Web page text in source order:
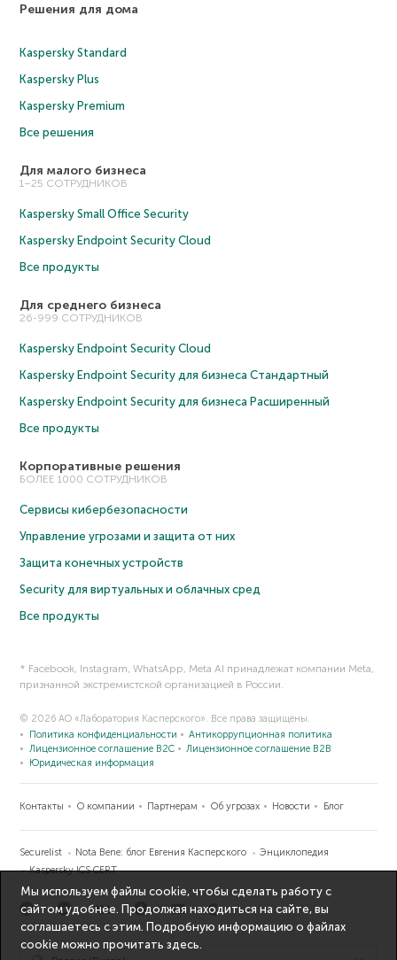
Решения для дома
Kaspersky Standard
Kaspersky Plus
Kaspersky Premium
Все решения
Для малого бизнеса
1–25 СОТРУДНИКОВ
Kaspersky Small Office Security
Kaspersky Endpoint Security Cloud
Все продукты
Для среднего бизнеса
26-999 СОТРУДНИКОВ
Kaspersky Endpoint Security Cloud
Kaspersky Endpoint Security для бизнеса Cтандартный
Kaspersky Endpoint Security для бизнеса Расширенный
Все продукты
Корпоративные решения
БОЛЕЕ 1000 СОТРУДНИКОВ
Сервисы кибербезопасности
Управление угрозами и защита от них
Защита конечных устройств
Security для виртуальных и облачных сред
Все продукты
* Facebook, Instagram, WhatsApp, Meta AI принадлежат компании Meta,
признанной экстремистской организацией в России.
© 2026 АО «Лаборатория Касперского». Все права защищены.
Политика конфиденциальности
Антикоррупционная политика
Лицензионное соглашение B2C
Лицензионное соглашение B2B
Юридическая информация
Контакты О компании Партнерам Об угрозах Новости Блог
Securelist Nota Bene: блог Евгения Касперского
Энциклопедия
Kaspersky ICS CERT
Мы используем файлы cookie, чтобы сделать работу с
сайтом удобнее. Продолжая находиться на сайте, вы
соглашаетесь с этим. Подробную информацию о файлах
cookie можно прочитатьздесь.